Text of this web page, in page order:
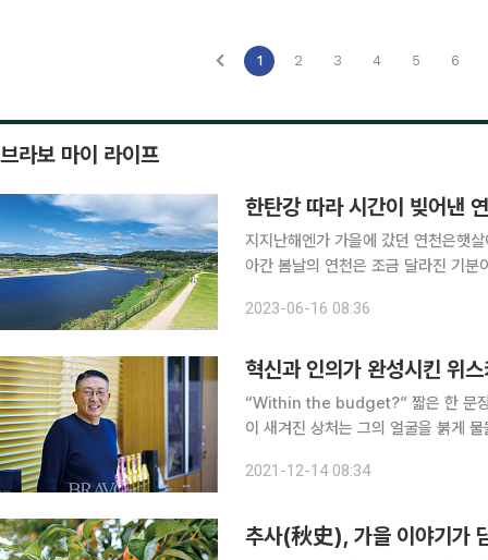
1 2 3 4 5 6
브라보 마이 라이프
한탄강 따라 시간이 빚어낸
지지난해엔가 가을에 갔던 연천은햇살이 바삭하고 고요했던 산하가 기억 속에 남아 있다. 이번에 찾
아간 봄날의 연천은 조금 달라진 기
2023-06-16 08:36
혁신과 인의가 완성시킨 위
“Within the budget?” 짧은 한 문장
이 새겨진 상처는 그의 얼굴을 붉게
느낌이었다”고 한다. 평범했다면 나
2021-12-14 08:34
추사(秋史), 가을 이야기가